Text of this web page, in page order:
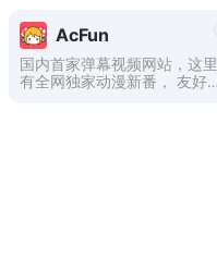
AcFun
国内首家弹幕视频网站，这里
有全网独家动漫新番， 友好